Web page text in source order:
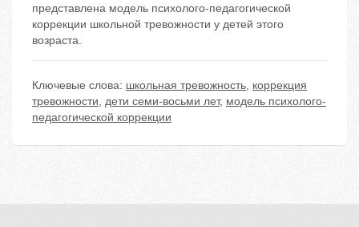
представлена модель психолого-педагогической
коррекции школьной тревожности у детей этого
возраста.
Ключевые слова: школьная тревожность, коррекция
тревожности, дети семи-восьми лет, модель психолого-
педагогической коррекции